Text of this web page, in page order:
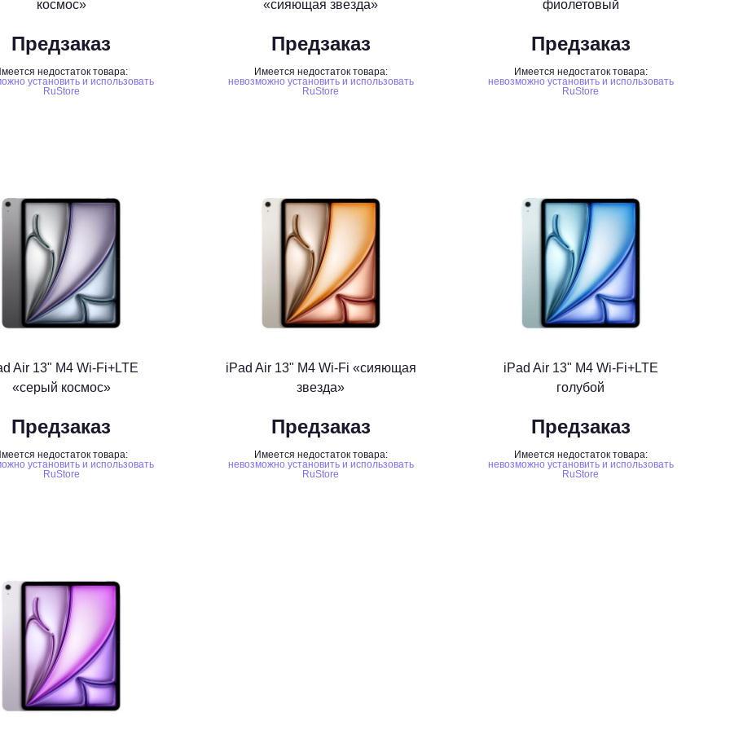
космос»
Предзаказ
недостаток товара:
установить и использовать
RuStore
«сияющая звезда»
Предзаказ
Имеется недостаток товара:
невозможно установить и использовать
RuStore
фиолетовый
Предзаказ
Имеется недостаток товара:
невозможно установить и использовать
RuStore
Air 13" M4 Wi-Fi+LTE
«серый космос»
Предзаказ
недостаток товара:
установить и использовать
RuStore
iPad Air 13" M4 Wi-Fi «сияющая
звезда»
Предзаказ
Имеется недостаток товара:
невозможно установить и использовать
RuStore
iPad Air 13" M4 Wi-Fi+LTE
голубой
Предзаказ
Имеется недостаток товара:
невозможно установить и использовать
RuStore